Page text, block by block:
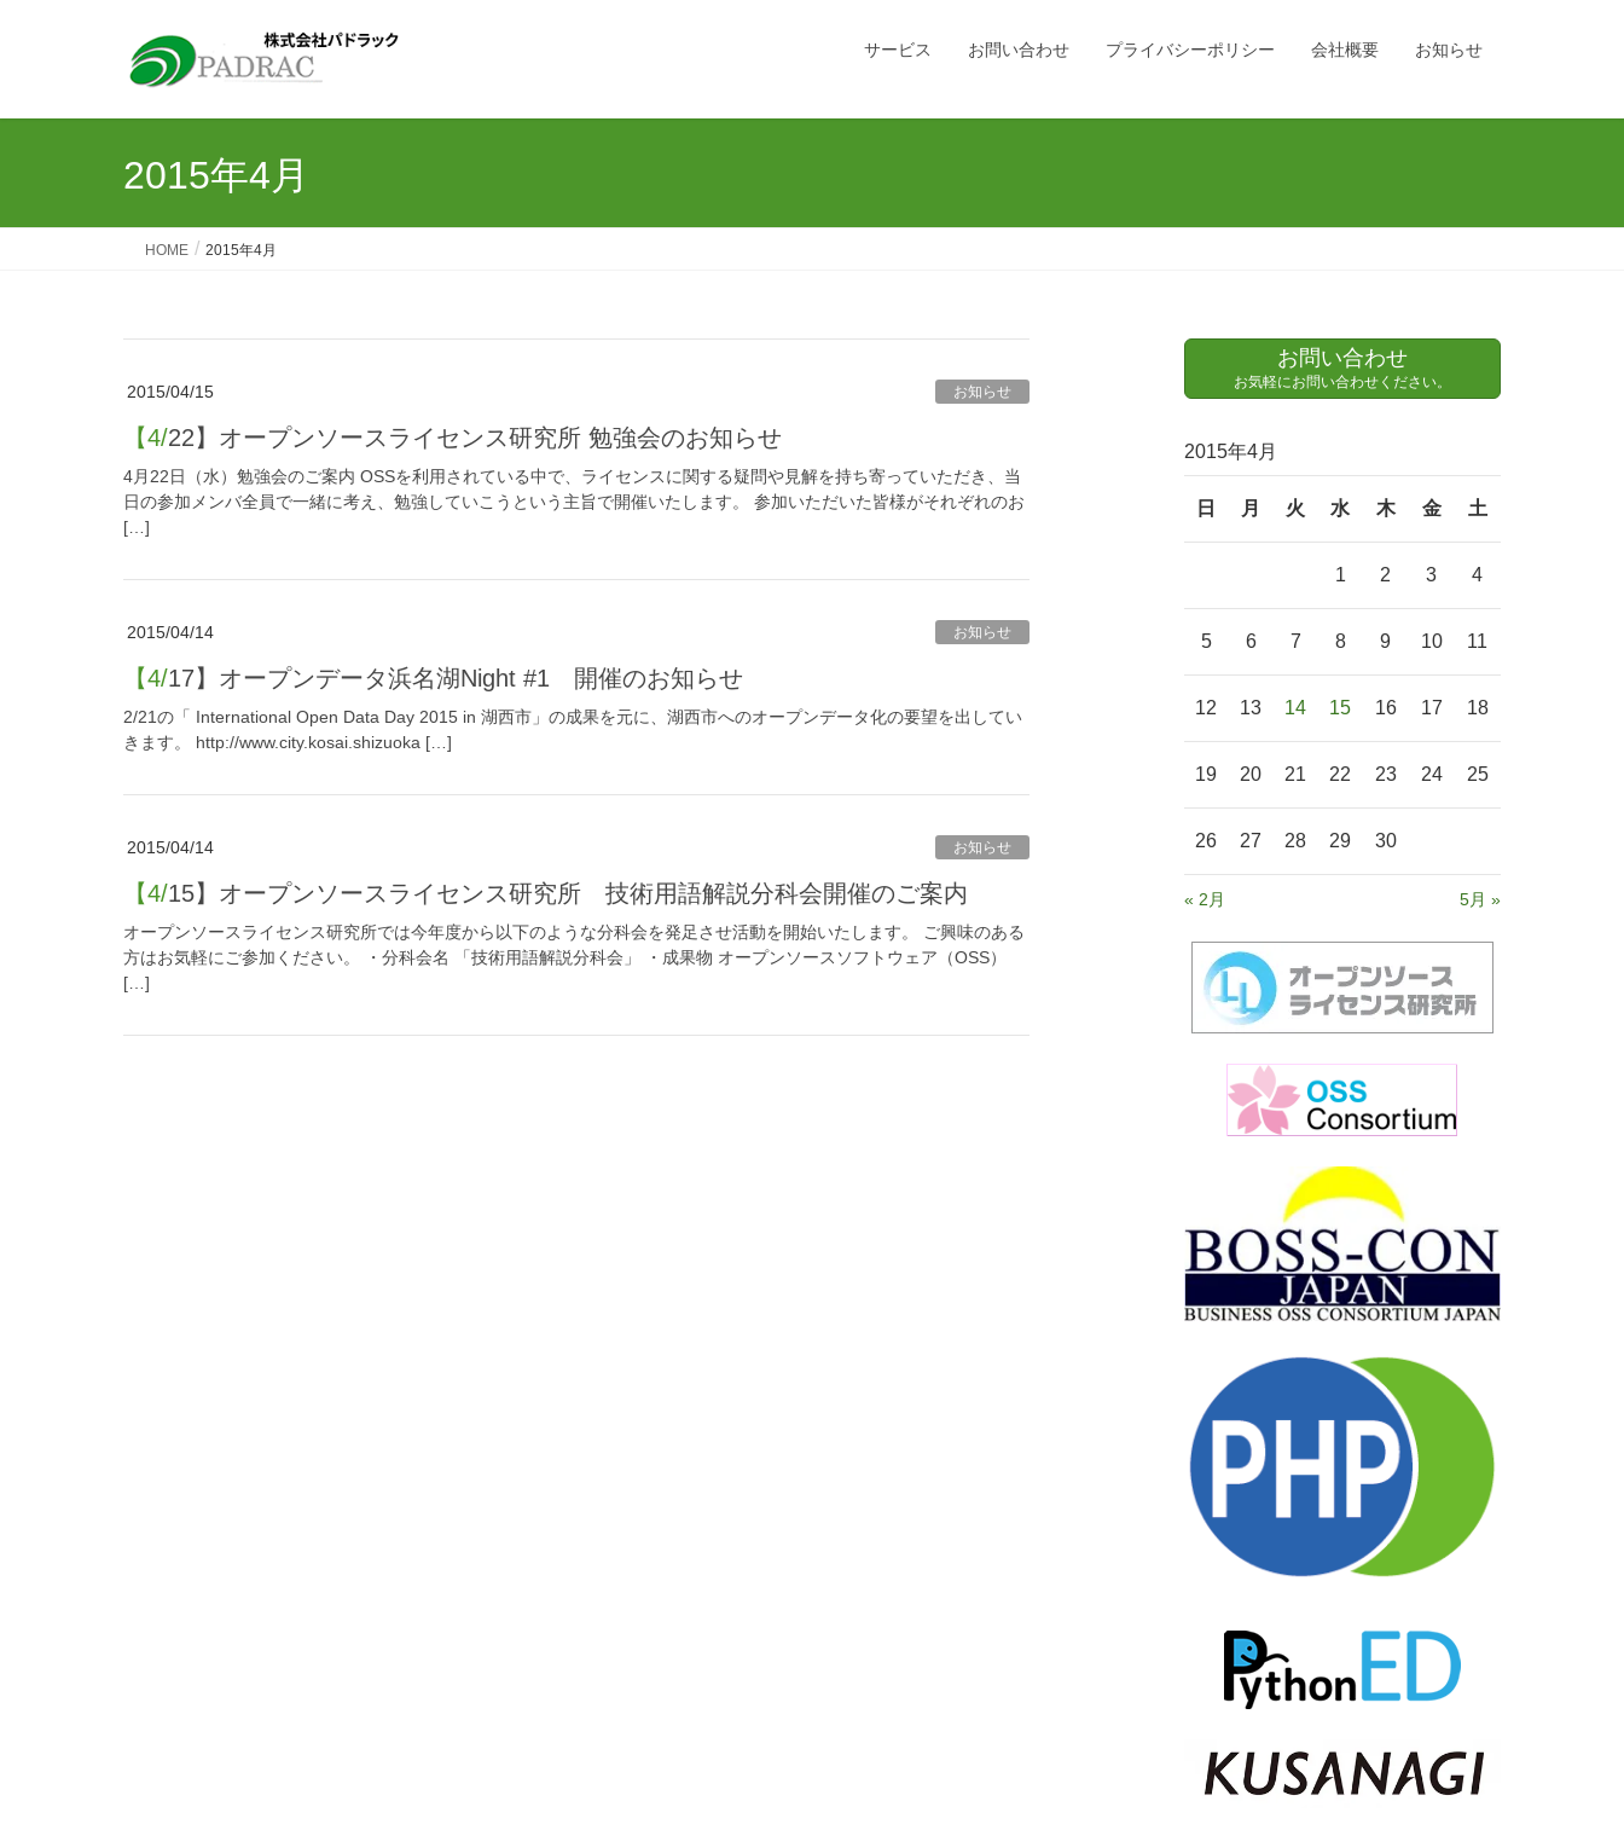
サービス お問い合わせ プライバシーポリシー 会社概要 お知らせ
2015年4月
HOME 2015年4月
2015/04/15 お知らせ
【4/22】オープンソースライセンス研究所 勉強会のお知らせ
4月22日（水）勉強会のご案内 OSSを利用されている中で、ライセンスに関する疑問や見解を持ち寄っていただき、当
日の参加メンバ全員で一緒に考え、勉強していこうという主旨で開催いたします。 参加いただいた皆様がそれぞれのお
[…]
2015/04/14 お知らせ
【4/17】オープンデータ浜名湖Night #1 開催のお知らせ
2/21の「 International Open Data Day 2015 in 湖西市」の成果を元に、湖西市へのオープンデータ化の要望を出してい
きます。 http://www.city.kosai.shizuoka […]
2015/04/14 お知らせ
【4/15】オープンソースライセンス研究所 技術用語解説分科会開催のご案内
オープンソースライセンス研究所では今年度から以下のような分科会を発足させ活動を開始いたします。 ご興味のある
方はお気軽にご参加ください。 ・分科会名 「技術用語解説分科会」 ・成果物 オープンソースソフトウェア（OSS）
[…]
お問い合わせ
お気軽にお問い合わせください。
2015年4月
日 月 火 水 木 金 土
1 2 3 4
5 6 7 8 9 10 11
12 13 14 15 16 17 18
19 20 21 22 23 24 25
26 27 28 29 30
« 2月 5月 »